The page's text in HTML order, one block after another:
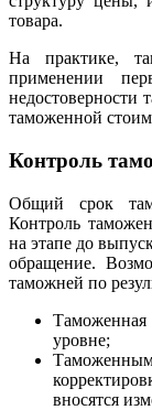
товара.
На практике,
применении
недостоверности
таможенной
Контроль
Общий срок
Контроль
на этапе до
обращение.
таможней по
уровне;
вносятся